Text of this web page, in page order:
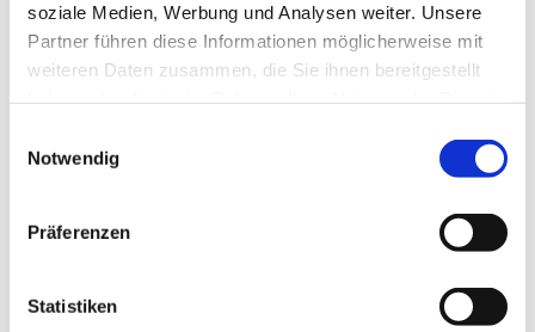
soziale Medien, Werbung und Analysen weiter. Unsere
Partner führen diese Informationen möglicherweise mit
weiteren Daten zusammen, die Sie ihnen bereitgestellt
Notwendig
Präferenzen
Statistiken
Dies könnte Sie auch
interessieren